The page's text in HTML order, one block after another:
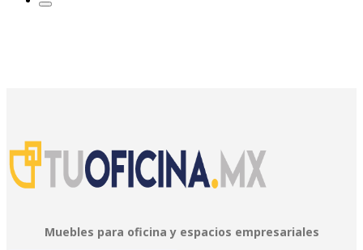
Muebles para oficina y espacios empresariales